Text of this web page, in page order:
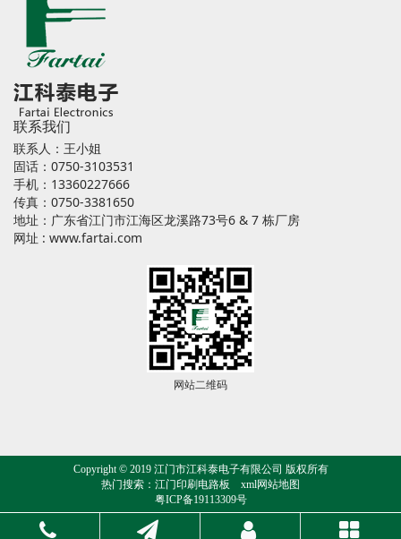
联系我们
联系人：王小姐
固话：0750-3103531
手机：13360227666
传真：0750-3381650
地址：广东省江门市江海区龙溪路73号6 & 7 栋厂房
网址 : www.fartai.com
网站二维码
Copyright © 2019 江门市江科泰电子有限公司 版权所有
热门搜索： 江门印刷电路板
xml网站地图
粤ICP备19113309号